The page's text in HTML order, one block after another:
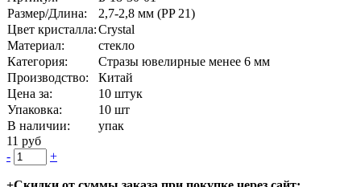
Размер/Длина:
2,7-2,8 мм (PP 21)
Цвет кристалла:Crystal
Материал:
стекло
Категория:
Стразы ювелирные менее 6 мм
Производство:
Китай
Цена за:
10 штук
Упаковка:
10 шт
В наличии:
упак
11 руб
-
+